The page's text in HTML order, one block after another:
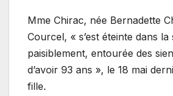
Mme Chirac, née Bernadette
Courcel, « s’est éteinte dans la
paisiblement, entourée des
d’avoir 93 ans », le 18 mai
fille.